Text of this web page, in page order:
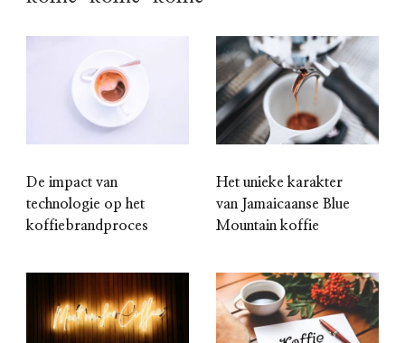
De impact van
technologie op het
koffiebrandproces
Het unieke karakter
van Jamaicaanse Blue
Mountain koffie